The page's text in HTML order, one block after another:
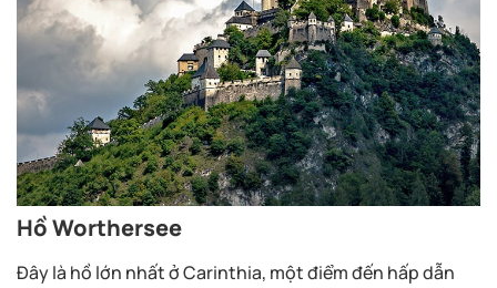
Hồ Worthersee
Đây là hồ lớn nhất ở Carinthia, một điểm đến hấp dẫn